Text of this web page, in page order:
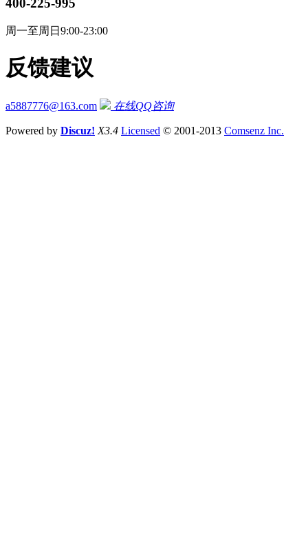
400-225-995
周一至周日9:00-23:00
反馈建议
a5887776@163.com 在线QQ咨询
Powered by Discuz! X3.4 Licensed © 2001-2013 Comsenz Inc.